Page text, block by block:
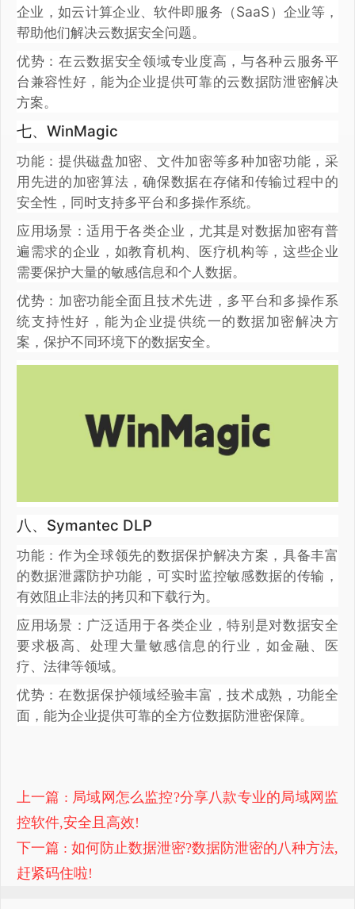
企业，如云计算企业、软件即服务（SaaS）企业等，
帮助他们解决云数据安全问题。
优势：在云数据安全领域专业度高，与各种云服务平
台兼容性好，能为企业提供可靠的云数据防泄密解决
方案。
七、WinMagic
功能：提供磁盘加密、文件加密等多种加密功能，采
用先进的加密算法，确保数据在存储和传输过程中的
安全性，同时支持多平台和多操作系统。
应用场景：适用于各类企业，尤其是对数据加密有普
遍需求的企业，如教育机构、医疗机构等，这些企业
需要保护大量的敏感信息和个人数据。
优势：加密功能全面且技术先进，多平台和多操作系
统支持性好，能为企业提供统一的数据加密解决方
案，保护不同环境下的数据安全。
八、Symantec DLP
功能：作为全球领先的数据保护解决方案，具备丰富
的数据泄露防护功能，可实时监控敏感数据的传输，
有效阻止非法的拷贝和下载行为。
应用场景：广泛适用于各类企业，特别是对数据安全
要求极高、处理大量敏感信息的行业，如金融、医
疗、法律等领域。
优势：在数据保护领域经验丰富，技术成熟，功能全
面，能为企业提供可靠的全方位数据防泄密保障。
上一篇 : 局域网怎么监控?分享八款专业的局域网监
控软件,安全且高效!
下一篇 : 如何防止数据泄密?数据防泄密的八种方法,
赶紧码住啦!